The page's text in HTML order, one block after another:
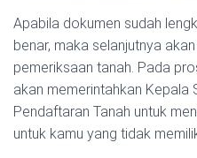
Apabila dokumen sudah
benar, maka selanjutnya
pemeriksaan tanah. Pada
akan memerintahkan Kepala
Pendaftaran Tanah untuk
untuk kamu yang tidak